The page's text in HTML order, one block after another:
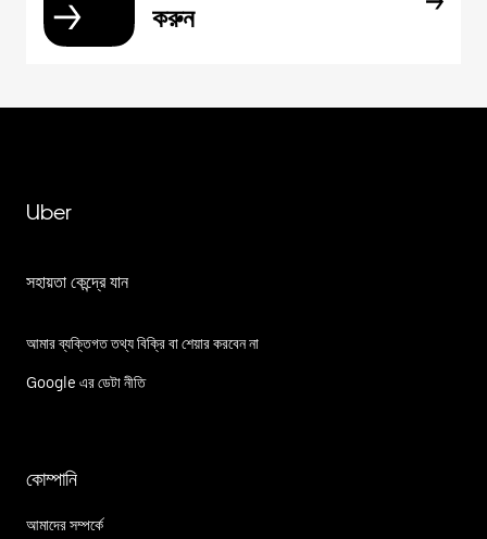
করুন
Uber
সহায়তা কেন্দ্রে যান
আমার ব্যক্তিগত তথ্য বিক্রি বা শেয়ার করবেন না
Google এর ডেটা নীতি
কোম্পানি
আমাদের সম্পর্কে